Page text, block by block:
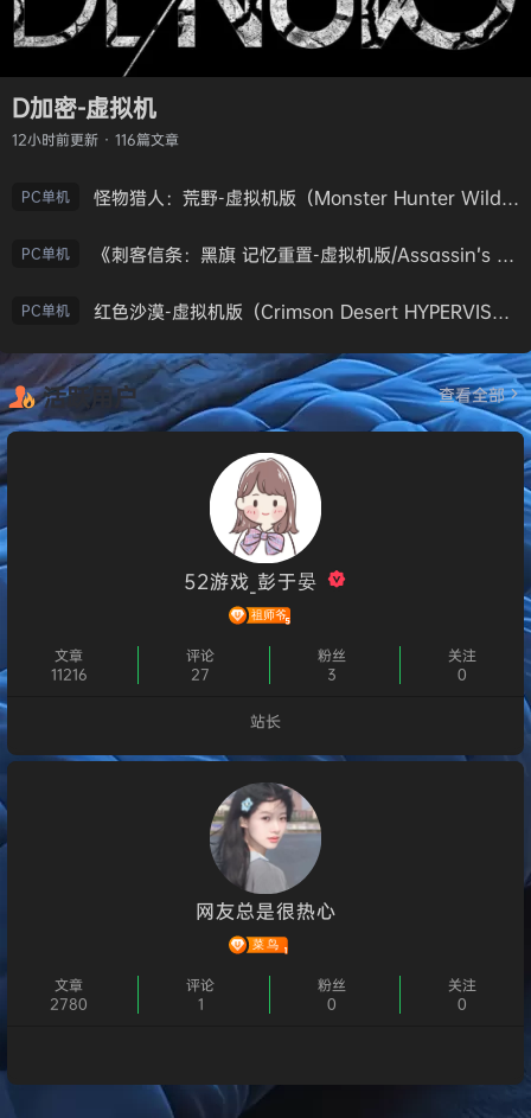
D加密-虚拟机
12小时前更新 · 116篇文章
PC单机 怪物猎人：荒野-虚拟机版（Monster Hunter Wilds HYPERVISOR）免安装中文版
PC单机 《刺客信条：黑旗 记忆重置-虚拟机版/Assassin’s Creed Black Flag Resynced HYPERVISOR》免安装中文版
PC单机 红色沙漠-虚拟机版（Crimson Desert HYPERVISOR）免安装中文版
活跃用户 查看全部
52游戏_彭于晏
文章
11216
评论
27
粉丝
3
关注
0
站长
个人主页
网友总是很热心
文章
2780
评论
1
粉丝
0
关注
0